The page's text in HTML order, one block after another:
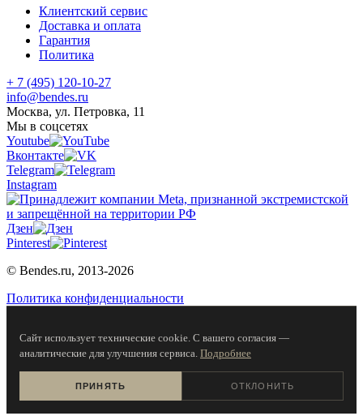
Клиентский сервис
Доставка и оплата
Гарантия
Политика
+ 7 (495) 120-10-27
info@bendes.ru
Москва, ул. Петровка, 11
Мы в соцсетях
Youtube
Вконтакте
Telegram
Instagram
Дзен
Pinterest
© Bendes.ru, 2013-2026
Политика конфиденциальности
Сайт использует технические cookie. С вашего согласия —
аналитические для улучшения сервиса. Подробнее
ПРИНЯТЬ ОТКЛОНИТЬ